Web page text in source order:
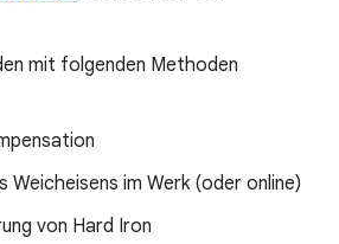
mit folgenden Methoden
Weicheisens im Werk (oder online)
von Hard Iron